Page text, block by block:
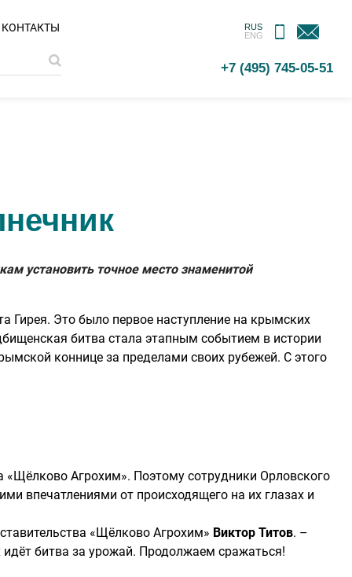
КОНТАКТЫ
RUS
ENG
МОБИЛЬНОЕ
ПРИЛОЖЕНИЕ
ОБРАТНАЯ
СВЯЗЬ
+7 (495) 745-05-51
установить точное место знаменитой
Гирея. Это было первое наступление на крымских
битва стала этапным событием в истории
коннице за пределами своих рубежей. С этого
«Щёлково Агрохим». Поэтому сотрудники Орловского
впечатлениями от происходящего на их глазах и
«Щёлково Агрохим» Виктор Титов. –
идёт битва за урожай. Продолжаем сражаться!